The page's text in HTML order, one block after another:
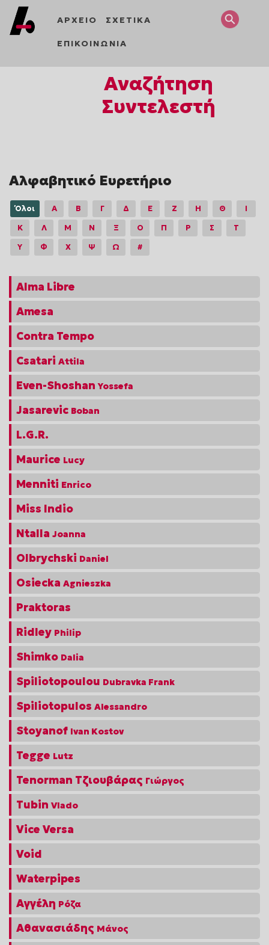
ΑΡΧΕΙΟ ΣΧΕΤΙΚΑ
ΕΠΙΚΟΙΝΩΝΙΑ
Αναζήτηση
Συντελεστή
Αλφαβητικό Ευρετήριο
Όλοι Α Β Γ Δ Ε Ζ Η Θ
Ι
Κ
Λ Μ Ν Ξ Ο Π Ρ Σ
Τ
Υ
Φ Χ Ψ Ω #
Alma Libre
Amesa
Contra Tempo
Csatari Attila
Even-Shoshan Yossefa
Jasarevic Boban
L.G.R.
Maurice Lucy
Menniti Enrico
Miss Indio
Ntalla Joanna
Olbrychski Daniel
Osiecka Agnieszka
Praktoras
Ridley Philip
Shimko Dalia
Spiliotopoulou Dubravka Frank
Spiliotopulos Alessandro
Stoyanof Ivan Kostov
Tegge Lutz
Tenorman Τζιουβάρας Γιώργος
Tubin Vlado
Vice Versa
Void
Waterpipes
Αγγέλη Ρόζα
Αθανασιάδης Μάνος